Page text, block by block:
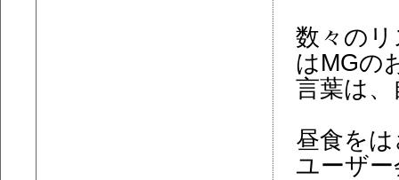
数々の
はMGの
言葉は
昼食を
ユーザ